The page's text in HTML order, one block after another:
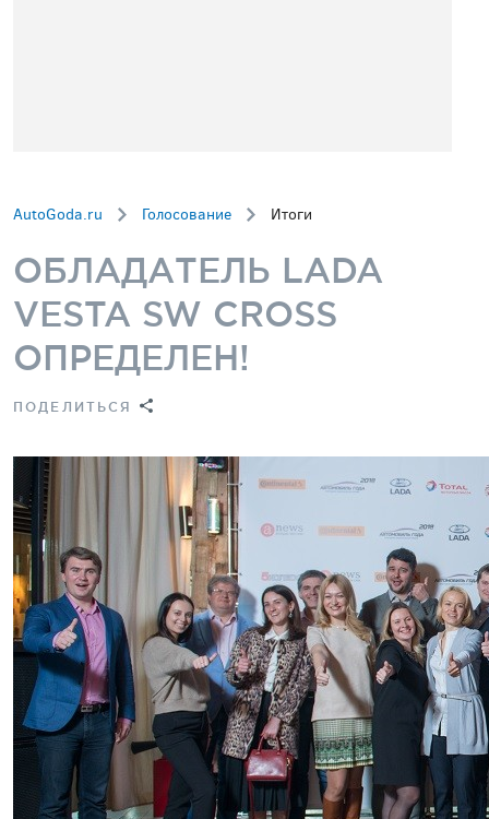
AutoGoda.ru Голосование Итоги
ОБЛАДАТЕЛЬ LADA
VESTA SW CROSS
ОПРЕДЕЛЕН!
ПОДЕЛИТЬСЯ